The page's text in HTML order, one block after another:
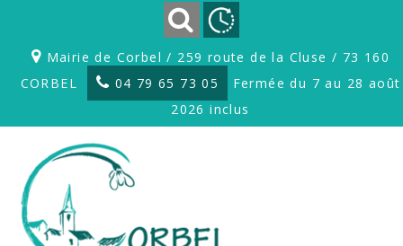
Mairie de Corbel / 259 route de la Cluse / 73 160
CORBEL
04 79 65 73 05
Fermée du 7 au 28 août
2026 inclus